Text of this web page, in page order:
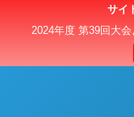
サイ
2024年度 第39回大
日本クラブユ